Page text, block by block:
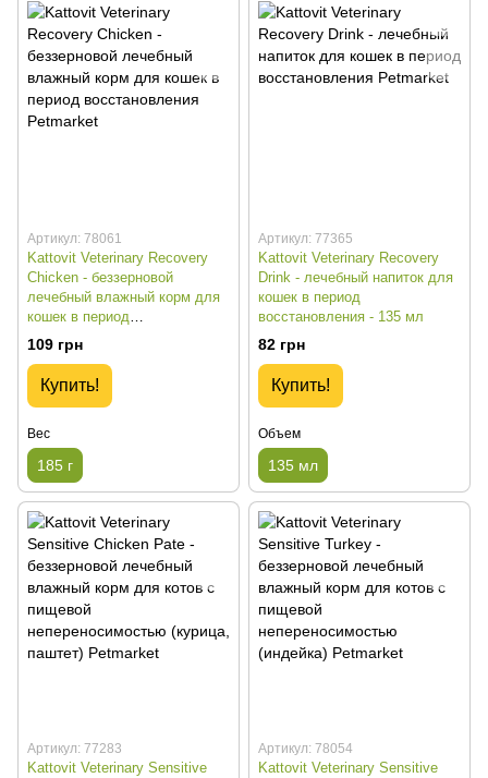
Артикул: 78061
Kattovit Veterinary Recovery
Chicken - беззерновой
лечебный влажный корм для
кошек в период
восстановления - 185 г
109 грн
Купить!
Вес
185 г
Артикул: 77365
Kattovit Veterinary Recovery
Drink - лечебный напиток для
кошек в период
восстановления - 135 мл
82 грн
Купить!
Объем
135 мл
Артикул: 77283
Kattovit Veterinary Sensitive
Артикул: 78054
Kattovit Veterinary Sensitive